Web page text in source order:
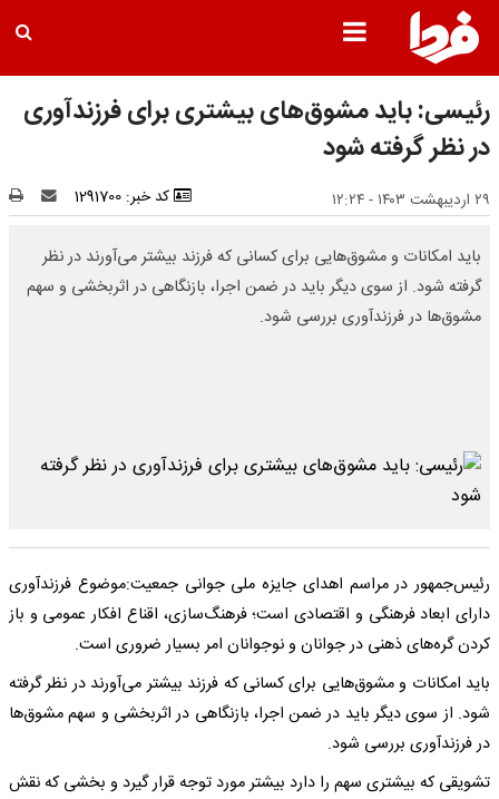
رئیسی: باید مشوق‌های بیشتری برای فرزندآوری
در نظر گرفته شود
۲۹ اردیبهشت ۱۴۰۳ - ۱۲:۲۴ کد خبر: 1291700
باید امکانات و مشوق‌هایی برای کسانی که فرزند بیشتر می‌آورند در نظر
گرفته شود. از سوی دیگر باید در ضمن اجرا، بازنگاهی در اثربخشی و سهم
مشوق‌ها در فرزندآوری بررسی شود.
رئیس‌جمهور در مراسم اهدای جایزه ملی جوانی جمعیت:موضوع فرزندآوری
دارای ابعاد فرهنگی و اقتصادی است؛ فرهنگ‌سازی، اقناع افکار عمومی و باز
کردن گره‌های ذهنی در جوانان و نوجوانان امر بسیار ضروری است.
باید امکانات و مشوق‌هایی برای کسانی که فرزند بیشتر می‌آورند در نظر گرفته
شود. از سوی دیگر باید در ضمن اجرا، بازنگاهی در اثربخشی و سهم مشوق‌ها
در فرزندآوری بررسی شود.
تشویقی که بیشتری سهم را دارد بیشتر مورد توجه قرار گیرد و بخشی که نقش